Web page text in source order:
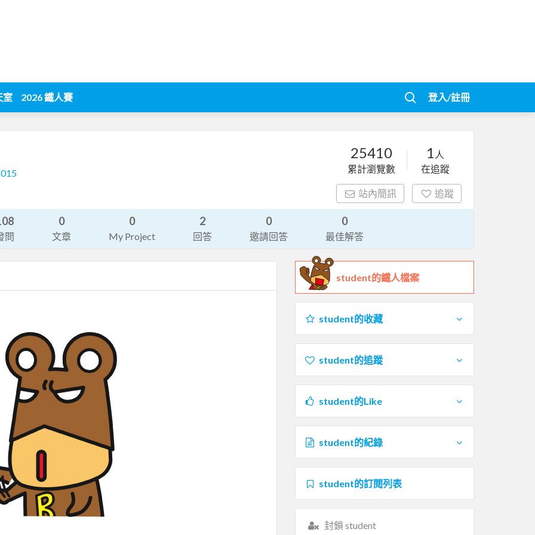
室 2026 鐵人賽 登入/註冊
25410
累計瀏覽數
1 人
在追蹤
站內簡訊 追蹤
問
0
文章
0
My Project
2
回答
0
邀請回答
0
最佳解答
student的鐵人檔案
student的收藏
student的追蹤
student的Like
student的紀錄
student的訂閱列表
封鎖 student